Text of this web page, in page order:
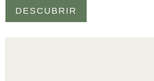
DESCUBRIR